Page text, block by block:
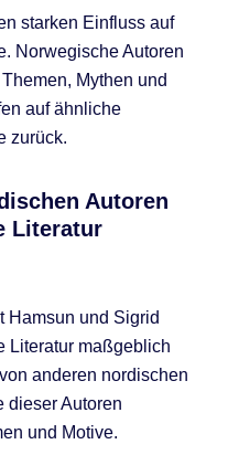
starken Einfluss auf
Norwegische Autoren
Mythen und
auf ähnliche
zurück.
Autoren
Literatur
Hamsun und Sigrid
Literatur maßgeblich
anderen nordischen
dieser Autoren
und Motive.